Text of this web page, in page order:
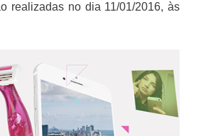
realizadas no dia 11/01/2016, às